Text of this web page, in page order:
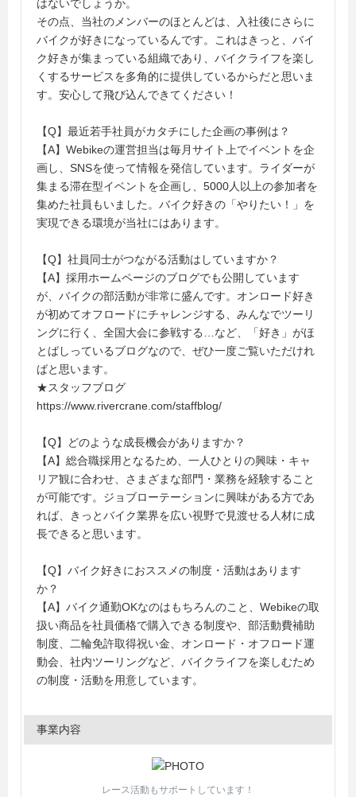
はないでしょうか。
その点、当社のメンバーのほとんどは、入社後にさらに
バイクが好きになっているんです。これはきっと、バイ
ク好きが集まっている組織であり、バイクライフを楽し
くするサービスを多角的に提供しているからだと思いま
す。安心して飛び込んできてください！
【Q】最近若手社員がカタチにした企画の事例は？
【A】Webikeの運営担当は毎月サイト上でイベントを企
画し、SNSを使って情報を発信しています。ライダーが
集まる滞在型イベントを企画し、5000人以上の参加者を
集めた社員もいました。バイク好きの「やりたい！」を
実現できる環境が当社にはあります。
【Q】社員同士がつながる活動はしていますか？
【A】採用ホームページのブログでも公開しています
が、バイクの部活動が非常に盛んです。オンロード好き
が初めてオフロードにチャレンジする、みんなでツーリ
ングに行く、全国大会に参戦する…など、「好き」がほ
とばしっているブログなので、ぜひ一度ご覧いただけれ
ばと思います。
★スタッフブログ
https://www.rivercrane.com/staffblog/
【Q】どのような成長機会がありますか？
【A】総合職採用となるため、一人ひとりの興味・キャ
リア観に合わせ、さまざまな部門・業務を経験すること
が可能です。ジョブローテーションに興味がある方であ
れば、きっとバイク業界を広い視野で見渡せる人材に成
長できると思います。
【Q】バイク好きにおススメの制度・活動はあります
か？
【A】バイク通勤OKなのはもちろんのこと、Webikeの取
扱い商品を社員価格で購入できる制度や、部活動費補助
制度、二輪免許取得祝い金、オンロード・オフロード運
動会、社内ツーリングなど、バイクライフを楽しむため
の制度・活動を用意しています。
事業内容
レース活動もサポートしています！